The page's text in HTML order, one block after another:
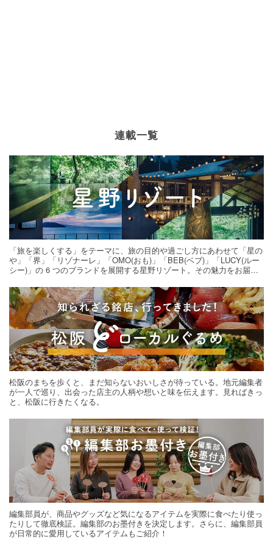
連載一覧
「旅を楽しくする」をテーマに、旅の目的や過ごし方にあわせて「星の
や」「界」「リゾナーレ」「OMO(おも)」「BEB(ベブ)」「LUCY(ルー
シー)」の 6 つのブランドを展開する星野リゾート。その魅力をお届け
松阪のまちを歩くと、まだ知らないおいしさが待っている。地元編集者
が一人で巡り、出会った店主の人柄や想いと味を伝えます。見ればきっ
と、松阪に行きたくなる。
編集部員が、商品やグッズなど気になるアイテムを実際に食べたり使っ
たりして徹底検証。編集部のお墨付きを決定します。さらに、編集部員
が日常的に愛用しているアイテムもご紹介！